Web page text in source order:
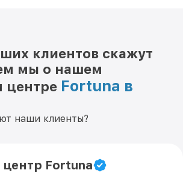
клиентов скажут
мы о нашем
центре Fortuna в
наши клиенты?
Fortuna